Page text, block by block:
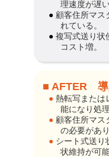
理速度が遅い
● 顧客住所マスタが複数システムで重複管理さ
れている。
● 複写式送り状使用による運送費用の値上げで
コスト増。
■ AFTER 導
● 熱転写またはレーザープリンターで印字が可
能になり処
● 顧客住所マスタの統一化。変更時も複数修正
の必要があ
● シート式送り状で運送便費用の値下げ又は現
状維持が可